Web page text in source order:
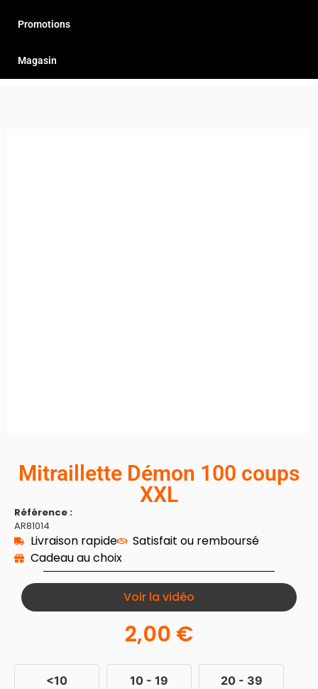
Promotions
Magasin
Mitraillette Démon 100 coups
XXL
Référence :
AR81014
Livraison rapide
Satisfait ou remboursé
Cadeau au choix
Voir la vidéo
2,00 €
<10
10 - 19
20 - 39